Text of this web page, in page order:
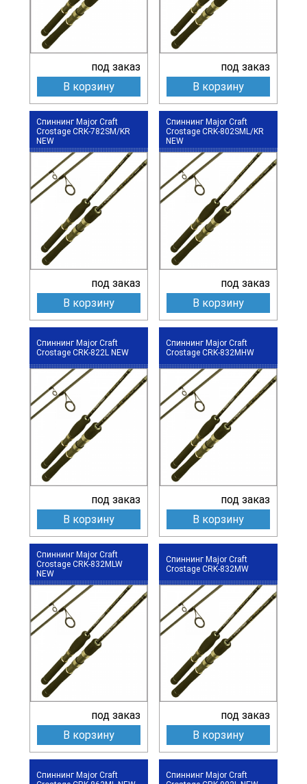
под заказ
В корзину
под заказ
В корзину
Спиннинг Major Craft
Crostage CRK-782SM/KR
NEW
под заказ
В корзину
Спиннинг Major Craft
Crostage CRK-802SML/KR
NEW
под заказ
В корзину
Спиннинг Major Craft
Crostage CRK-822L NEW
под заказ
В корзину
Спиннинг Major Craft
Crostage CRK-832MHW
под заказ
В корзину
Спиннинг Major Craft
Crostage CRK-832MLW
NEW
под заказ
В корзину
Спиннинг Major Craft
Crostage CRK-832MW
под заказ
В корзину
Спиннинг Major Craft
Спиннинг Major Craft